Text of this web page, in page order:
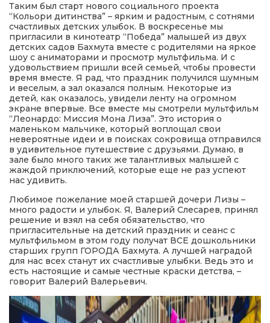
Таким был старт нового социального проекта
“Кольори дитинства” – ярким и радостным, с сотнями
счастливых детских улыбок. В воскресенье мы
пригласили в кинотеатр “Победа” малышей из двух
детских садов Бахмута вместе с родителями на яркое
шоу с аниматорами и просмотр мультфильма. И с
удовольствием пришли всей семьей, чтобы провести
время вместе. Я рад, что праздник получился шумным
и веселым, а зал оказался полным. Некоторые из
детей, как оказалось, увидели ленту на огромном
экране впервые. Все вместе мы смотрели мультфильм
“Леонардо: Миссия Мона Лиза”. Это история о
маленьком мальчике, который воплощал свои
невероятные идеи и в поисках сокровища отправился
в удивительное путешествие с друзьями. Думаю, в
зале было много таких же талантливых малышей с
жаждой приключений, которые еще не раз успеют
нас удивить.
Любимое пожелание моей старшей дочери Лизы –
много радости и улыбок. Я, Валерий Слесарев, принял
решение и взял на себя обязательство, что
пригласительные на детский праздник и сеанс с
мультфильмом в этом году получат ВСЕ дошкольники
старших групп ГОРОДА Бахмута. А лучшей наградой
для нас всех станут их счастливые улыбки. Ведь это и
есть настоящие и самые честные краски детства, –
говорит Валерий Валерьевич.